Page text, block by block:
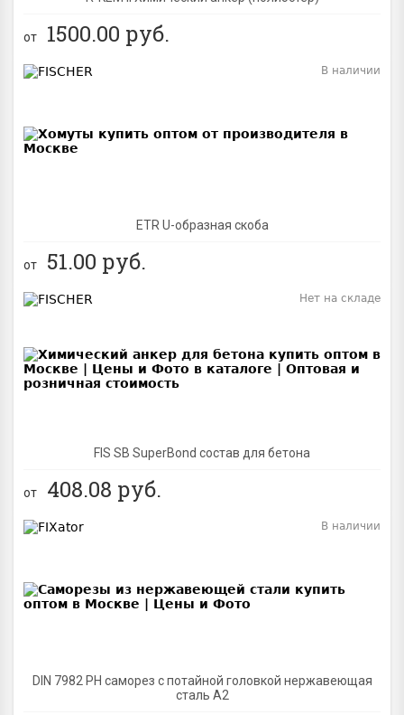
от 1500.00 руб.
ETR U-образная скоба
В наличии
от 51.00 руб.
FIS SB SuperBond состав для бетона
Нет на складе
от 408.08 руб.
DIN 7982 PH саморез с потайной головкой нержавеющая
сталь A2
В наличии